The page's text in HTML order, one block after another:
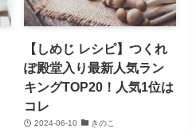
【しめじ レシピ】つくれ
ぽ殿堂入り最新人気ラン
キングTOP20！人気1位は
コレ
2024-06-10 きのこ